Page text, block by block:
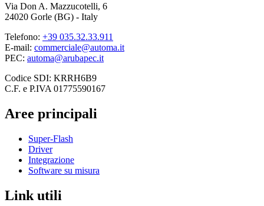
Via Don A. Mazzucotelli, 6
24020 Gorle (BG) - Italy
Telefono: +39 035.32.33.911
E-mail: commerciale@automa.it
PEC: automa@arubapec.it
Codice SDI: KRRH6B9
C.F. e P.IVA 01775590167
Aree principali
Super-Flash
Driver
Integrazione
Software su misura
Link utili